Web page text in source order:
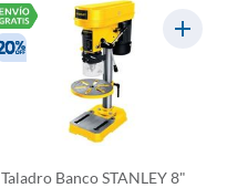
Taladro Banco STANLEY 8"